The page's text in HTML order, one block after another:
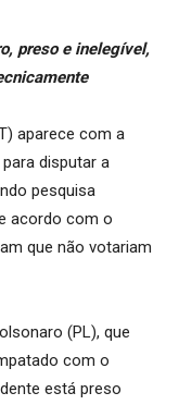
preso e inelegível,
aparece com a
disputar a
pesquisa
acordo com o
que não votariam
(PL), que
com o
está preso